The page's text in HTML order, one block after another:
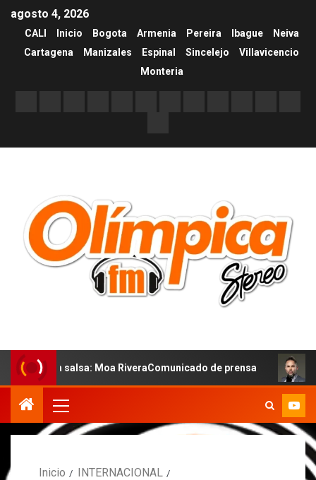
agosto 4, 2026
CALI Inicio Bogota Armenia Pereira Ibague
Neiva
Cartagena
Manizales Espinal Sincelejo
Villavicencio
Monteria
salsa: Moa RiveraComunicado de prensa MARCOS
Inicio
INTERNACIONAL